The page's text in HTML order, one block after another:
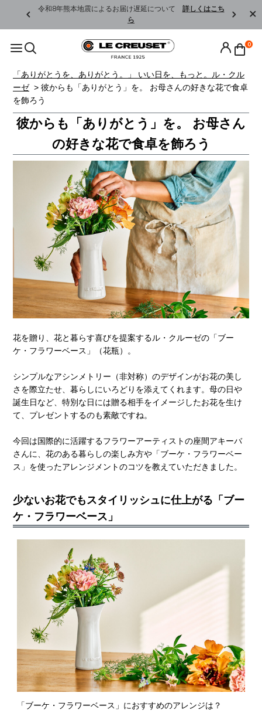
令和8年熊本地震によるお届け遅延について 詳しくはこち
ら
0
「ありがとうを、ありがとう。」 いい日を、もっと。ル・クル
ーゼ> 彼からも「ありがとう」を。 お母さんの好きな花で食卓
を飾ろう
彼からも「ありがとう」を。 お母さん
の好きな花で食卓を飾ろう
花を贈り、花と暮らす喜びを提案するル・クルーゼの「ブー
ケ・フラワーベース」（花瓶）。
シンプルなアシンメトリー（非対称）のデザインがお花の美し
さを際立たせ、暮らしにいろどりを添えてくれます。母の日や
誕生日など、特別な日には贈る相手をイメージしたお花を生け
て、プレゼントするのも素敵ですね。
今回は国際的に活躍するフラワーアーティストの座間アキーバ
さんに、花のある暮らしの楽しみ方や「ブーケ・フラワーベー
ス」を使ったアレンジメントのコツを教えていただきました。
少ないお花でもスタイリッシュに仕上がる「ブー
ケ・フラワーベース」
「ブーケ・フラワーベース」におすすめのアレンジは？